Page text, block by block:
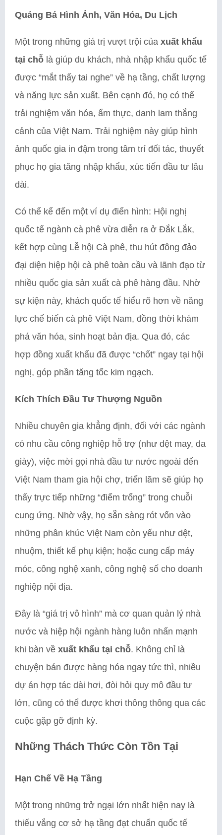
Quảng Bá Hình Ảnh, Văn Hóa, Du Lịch
Một trong những giá trị vượt trội của xuất khẩu
tại chỗ là giúp du khách, nhà nhập khẩu quốc tế
được “mắt thấy tai nghe” về hạ tầng, chất lượng
và năng lực sản xuất. Bên cạnh đó, họ có thể
trải nghiệm văn hóa, ẩm thực, danh lam thắng
cảnh của Việt Nam. Trải nghiệm này giúp hình
ảnh quốc gia in đậm trong tâm trí đối tác, thuyết
phục họ gia tăng nhập khẩu, xúc tiến đầu tư lâu
dài.
Có thể kể đến một ví dụ điển hình: Hội nghị
quốc tế ngành cà phê vừa diễn ra ở Đắk Lắk,
kết hợp cùng Lễ hội Cà phê, thu hút đông đảo
đại diện hiệp hội cà phê toàn cầu và lãnh đạo từ
nhiều quốc gia sản xuất cà phê hàng đầu. Nhờ
sự kiện này, khách quốc tế hiểu rõ hơn về năng
lực chế biến cà phê Việt Nam, đồng thời khám
phá văn hóa, sinh hoạt bản địa. Qua đó, các
hợp đồng xuất khẩu đã được “chốt” ngay tại hội
nghị, góp phần tăng tốc kim ngạch.
Kích Thích Đầu Tư Thượng Nguồn
Nhiều chuyên gia khẳng định, đối với các ngành
có nhu cầu công nghiệp hỗ trợ (như dệt may, da
giày), việc mời gọi nhà đầu tư nước ngoài đến
Việt Nam tham gia hội chợ, triển lãm sẽ giúp họ
thấy trực tiếp những “điểm trống” trong chuỗi
cung ứng. Nhờ vậy, họ sẵn sàng rót vốn vào
những phân khúc Việt Nam còn yếu như dệt,
nhuộm, thiết kế phụ kiện; hoặc cung cấp máy
móc, công nghệ xanh, công nghệ số cho doanh
nghiệp nội địa.
Đây là “giá trị vô hình” mà cơ quan quản lý nhà
nước và hiệp hội ngành hàng luôn nhấn mạnh
khi bàn về xuất khẩu tại chỗ. Không chỉ là
chuyện bán được hàng hóa ngay tức thì, nhiều
dự án hợp tác dài hơi, đòi hỏi quy mô đầu tư
lớn, cũng có thể được khơi thông thông qua các
cuộc gặp gỡ định kỳ.
Những Thách Thức Còn Tồn Tại
Hạn Chế Về Hạ Tầng
Một trong những trở ngại lớn nhất hiện nay là
thiếu vắng cơ sở hạ tầng đạt chuẩn quốc tế